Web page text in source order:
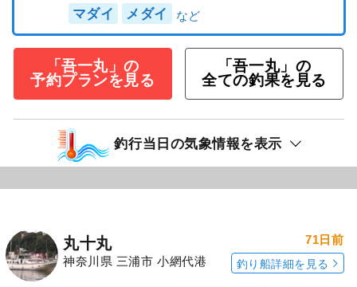
マダイ メダイ
「吾一丸」の
予約プランを見る
「吾一丸」の
全ての釣果を見る
釣行当日の気象情報を表示
丸十丸
神奈川県 三浦市 小網代港
71日前
釣り船詳細を見る